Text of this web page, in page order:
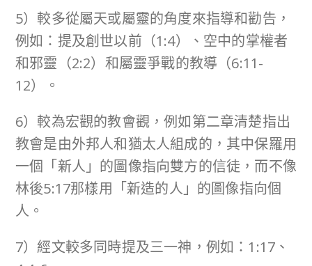
5）較多從屬天或屬靈的角度來指導和勸告，
例如：提及創世以前（1:4）、空中的掌權者
和邪靈（2:2）和屬靈爭戰的教導（6:11-
12）。
6）較為宏觀的教會觀，例如第二章清楚指出
教會是由外邦人和猶太人組成的，其中保羅用
一個「新人」的圖像指向雙方的信徒，而不像
林後5:17那樣用「新造的人」的圖像指向個
人。
7）經文較多同時提及三一神，例如：1:17、